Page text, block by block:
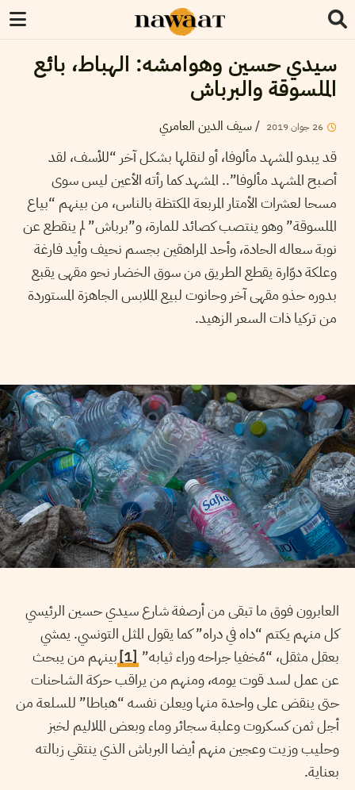
سيدي حسين وهوامشه: الهباط، بائع
الملسوقة والبرباش
26 جوان2019
/سيف الدين العامري
قد يبدو المشهد مألوفا، أو لنقلها بشكل آخر “للأسف، لقد
أصبح المشهد مألوفا”.. المشهد كما رأته الأعين ليس سوى
مسحا لعشرات الأمتار المربعة المكتظة بالناس، من بينهم “بياع
الملسوقة” وهو ينتصب كصائد للمارة، و”برباش” لم ينقطع عن
نوبة سعاله الحادة، وأحد المراهقين بجسم نحيف وأيد فارغة
وعلكة دوّارة يقطع الطريق من سوق الخضار نحو مقهى يقبع
بدوره حذو مقهى آخر وحانوت لبيع الملابس الجاهزة المستوردة
من تركيا ذات السعر الزهيد.
العابرون فوق ما تبقى من أرصفة شارع سيدي حسين الرئيسي
كل منهم يكتم “داه في دراه” كما يقول المثل التونسي. يمشي
بعقل مثقل، “مُخفيا جراحه وراء ثيابه” [1]
بينهم من يبحث
عن عمل لسد قوت يومه، ومنهم من يراقب حركة الشاحنات
حتى ينقض على واحدة منها ويعلن نفسه “هباطا” للسلعة من
أجل ثمن كسكروت وعلبة سجائر وماء وبعض الملاليم لخبز
وحليب وزيت وعجين منهم أيضا البرباش الذي ينتقي زبالته
بعناية.